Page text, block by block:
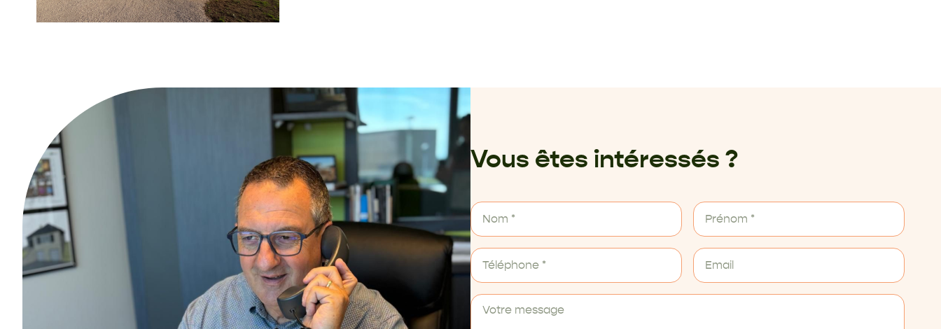
Vous êtes intéressés ?